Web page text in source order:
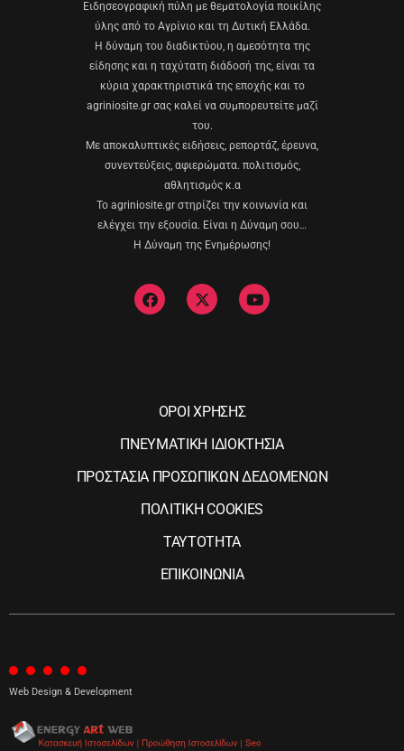
Eιδησεογραφική πύλη με θεματολογία ποικίλης
ύλης από το Αγρίνιο και τη Δυτική Ελλάδα.
Η δύναμη του διαδικτύου, η αμεσότητα της
είδησης και η ταχύτατη διάδοσή της, είναι τα
κύρια χαρακτηριστικά της εποχής και το
agriniosite.gr σας καλεί να συμπορευτείτε μαζί
του.
Με αποκαλυπτικές ειδήσεις, ρεπορτάζ, έρευνα,
συνεντεύξεις, αφιερώματα. πολιτισμός,
αθλητισμός κ.α
Το agriniosite.gr στηρίζει την κοινωνία και
ελέγχει την εξουσία. Είναι η Δύναμη σου…
Η Δύναμη της Ενημέρωσης!
ΟΡΟΙ ΧΡΗΣΗΣ
ΠΝΕΥΜΑΤΙΚΗ ΙΔΙΟΚΤΗΣΙΑ
ΠΡΟΣΤΑΣΙΑ ΠΡΟΣΩΠΙΚΩΝ ΔΕΔΟΜΕΝΩΝ
ΠΟΛΙΤΙΚΗ COOKIES
ΤΑΥΤΟΤΗΤΑ
ΕΠΙΚΟΙΝΩΝΙΑ
Web Design & Development